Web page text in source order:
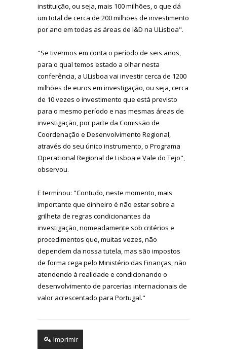
instituição, ou seja, mais 100 milhões, o que dá
um total de cerca de 200 milhões de investimento
por ano em todas as áreas de I&D na ULisboa".
"Se tivermos em conta o período de seis anos,
para o qual temos estado a olhar nesta
conferência, a ULisboa vai investir cerca de 1200
milhões de euros em investigação, ou seja, cerca
de 10 vezes o investimento que está previsto
para o mesmo período e nas mesmas áreas de
investigação, por parte da Comissão de
Coordenação e Desenvolvimento Regional,
através do seu único instrumento, o Programa
Operacional Regional de Lisboa e Vale do Tejo",
observou.
E terminou: "Contudo, neste momento, mais
importante que dinheiro é não estar sobre a
grilheta de regras condicionantes da
investigação, nomeadamente sob critérios e
procedimentos que, muitas vezes, não
dependem da nossa tutela, mas são impostos
de forma cega pelo Ministério das Finanças, não
atendendo à realidade e condicionando o
desenvolvimento de parcerias internacionais de
valor acrescentado para Portugal."
Imprimir